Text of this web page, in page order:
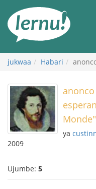
maudhui
jukwaa Habari
Monde"
ya
2009
Ujumbe: 5